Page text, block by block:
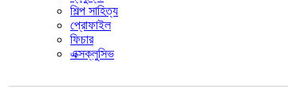
শিল্প সাহিত্য
প্রোফাইল
ফিচার
এক্সক্লুসিভ